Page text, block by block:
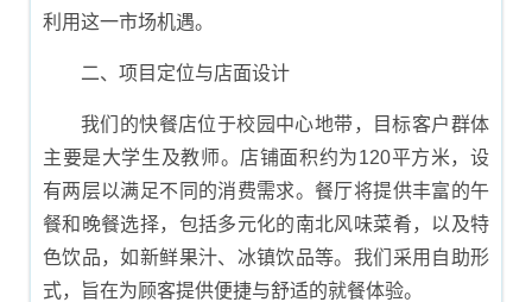
利用这一市场机遇。
二、项目定位与店面设计
我们的快餐店位于校园中心地带，目标客户群体
主要是大学生及教师。店铺面积约为120平方米，设
有两层以满足不同的消费需求。餐厅将提供丰富的午
餐和晚餐选择，包括多元化的南北风味菜肴，以及特
色饮品，如新鲜果汁、冰镇饮品等。我们采用自助形
式，旨在为顾客提供便捷与舒适的就餐体验。